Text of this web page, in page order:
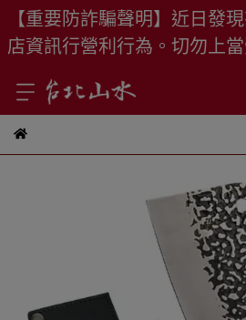
【重要防詐騙聲明】近日發
店資訊行營利行為。切勿上當